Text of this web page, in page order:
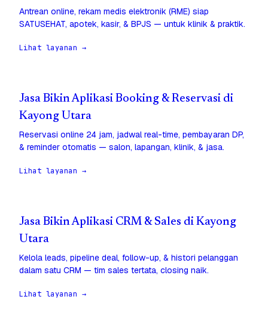
Antrean online, rekam medis elektronik (RME) siap
SATUSEHAT, apotek, kasir, & BPJS — untuk klinik & praktik.
Lihat layanan →
Jasa Bikin Aplikasi Booking & Reservasi di
Kayong Utara
Reservasi online 24 jam, jadwal real-time, pembayaran DP,
& reminder otomatis — salon, lapangan, klinik, & jasa.
Lihat layanan →
Jasa Bikin Aplikasi CRM & Sales di Kayong
Utara
Kelola leads, pipeline deal, follow-up, & histori pelanggan
dalam satu CRM — tim sales tertata, closing naik.
Lihat layanan →